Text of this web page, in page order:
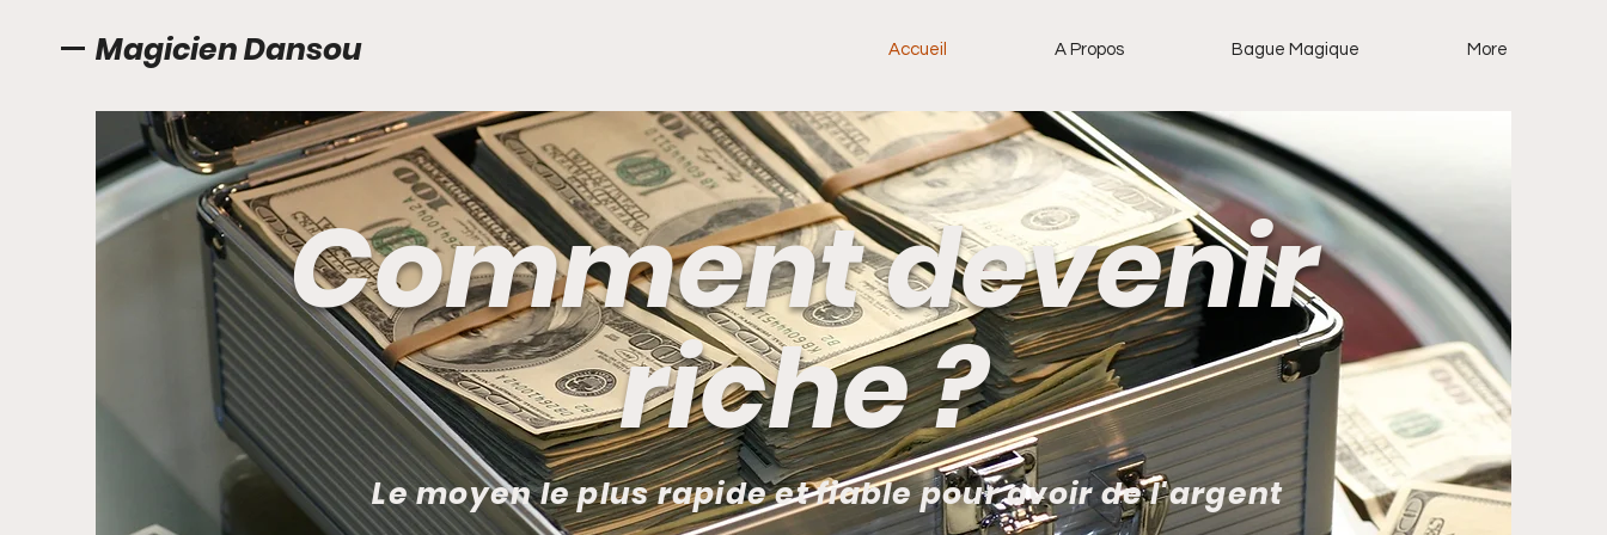
Magicien Dansou Accueil A Propos Bague Magique More
Comment devenir
riche ?
Le moyen le plus rapide et fiable pour avoir de l'argent